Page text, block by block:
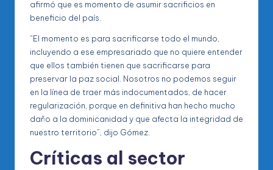
afirmó que es momento de asumir sacrificios en
beneficio del país.
“El momento es para sacrificarse todo el mundo,
incluyendo a ese empresariado que no quiere entender
que ellos también tienen que sacrificarse para
preservar la paz social. Nosotros no podemos seguir
en la línea de traer más indocumentados, de hacer
regularización, porque en definitiva han hecho mucho
daño a la dominicanidad y que afecta la integridad de
nuestro territorio”, dijo Gómez.
Críticas al sector